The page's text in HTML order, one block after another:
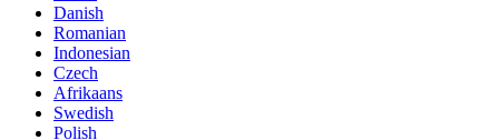
Danish
Romanian
Indonesian
Czech
Afrikaans
Swedish
Polish